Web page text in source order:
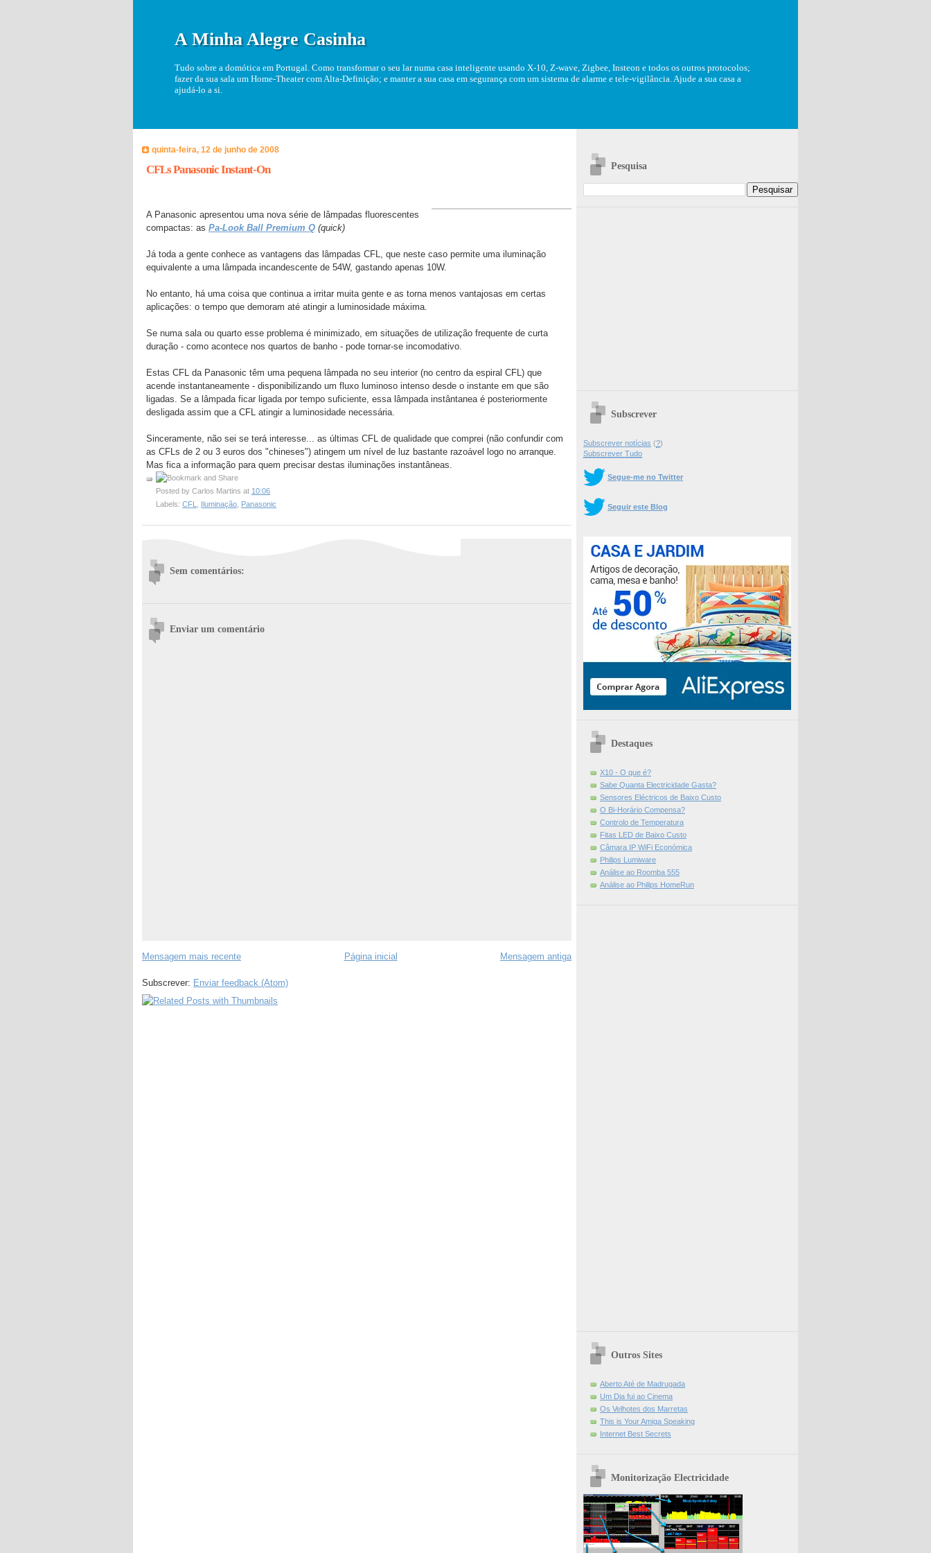
A Minha Alegre Casinha
Tudo sobre a domótica em Portugal. Como transformar o seu lar numa casa inteligente usando X-10, Z-wave, Zigbee, Insteon e todos os outros protocolos;
fazer da sua sala um Home-Theater com Alta-Definição; e manter a sua casa em segurança com um sistema de alarme e tele-vigilância. Ajude a sua casa a
ajudá-lo a si.
quinta-feira, 12 de junho de 2008
CFLs Panasonic Instant-On
A Panasonic apresentou uma nova série de lâmpadas fluorescentes
compactas: as Pa-Look Ball Premium Q (quick)
Já toda a gente conhece as vantagens das lâmpadas CFL, que neste caso permite uma iluminação
equivalente a uma lâmpada incandescente de 54W, gastando apenas 10W.
No entanto, há uma coisa que continua a irritar muita gente e as torna menos vantajosas em certas
aplicações: o tempo que demoram até atingir a luminosidade máxima.
Se numa sala ou quarto esse problema é minimizado, em situações de utilização frequente de curta
duração - como acontece nos quartos de banho - pode tornar-se incomodativo.
Estas CFL da Panasonic têm uma pequena lâmpada no seu interior (no centro da espiral CFL) que
acende instantaneamente - disponibilizando um fluxo luminoso intenso desde o instante em que são
ligadas. Se a lâmpada ficar ligada por tempo suficiente, essa lâmpada instântanea é posteriormente
desligada assim que a CFL atingir a luminosidade necessária.
Sinceramente, não sei se terá interesse... as últimas CFL de qualidade que comprei (não confundir com
as CFLs de 2 ou 3 euros dos "chineses") atingem um nível de luz bastante razoável logo no arranque.
Mas fica a informação para quem precisar destas iluminações instantâneas.
Posted by Carlos Martins at 10:06
Labels: CFL, Iluminação, Panasonic
Sem comentários:
Enviar um comentário
Mensagem mais recente Mensagem antiga
Página inicial
Subscrever: Enviar feedback (Atom)
Pesquisa
Subscrever
Subscrever notícias (?)
Subscrever Tudo
Segue-me no Twitter
Seguir este Blog
Destaques
X10 - O que é?
Sabe Quanta Electricidade Gasta?
Sensores Eléctricos de Baixo Custo
O Bi-Horário Compensa?
Controlo de Temperatura
Fitas LED de Baixo Custo
Câmara IP WiFi Económica
Philips Lumiware
Análise ao Roomba 555
Análise ao Philips HomeRun
Outros Sites
Aberto Até de Madrugada
Um Dia fui ao Cinema
Os Velhotes dos Marretas
This is Your Amiga Speaking
Internet Best Secrets
Monitorização Electricidade